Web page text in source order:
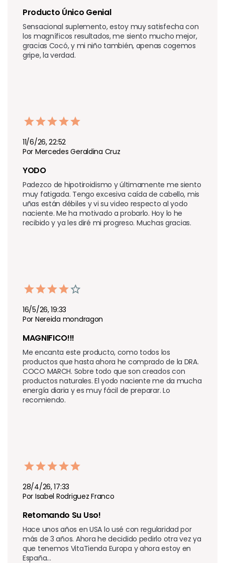
Producto Único Genial
Sensacional suplemento, estoy muy satisfecha con
los magníficos resultados, me siento mucho mejor,
gracias Cocó, y mi niño también, apenas cogemos
gripe, la verdad.
11/6/26, 22:52
Por Mercedes Geraldina Cruz
YODO
Padezco de hipotiroidismo y últimamente me siento
muy fatigada. Tengo excesiva caída de cabello, mis
uñas están débiles y vi su video respecto al yodo
naciente. Me ha motivado a probarlo. Hoy lo he
recibido y ya les diré mi progreso. Muchas gracias.
16/5/26, 19:33
Por Nereida mondragon
MAGNIFICO!!!
Me encanta este producto, como todos los
productos que hasta ahora he comprado de la DRA.
COCO MARCH. Sobre todo que son creados con
productos naturales. El yodo naciente me da mucha
energía diaria y es muy fácil de preparar. Lo
recomiendo.
28/4/26, 17:33
Por Isabel Rodriguez Franco
Retomando Su Uso!
Hace unos años en USA lo usé con regularidad por
más de 3 años. Ahora he decidido pedirlo otra vez ya
que tenemos VitaTienda Europa y ahora estoy en
España...